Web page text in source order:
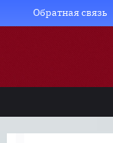
to
Обратная связь